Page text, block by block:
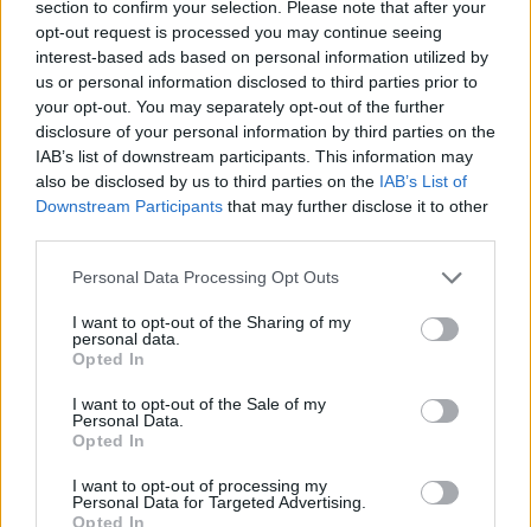
section to confirm your selection. Please note that after your
opt-out request is processed you may continue seeing
interest-based ads based on personal information utilized by
us or personal information disclosed to third parties prior to
your opt-out. You may separately opt-out of the further
disclosure of your personal information by third parties on the
IAB’s list of downstream participants. This information may
also be disclosed by us to third parties on the IAB’s List of
Downstream Participants that may further disclose it to other
Personal Data Processing Opt Outs
I want to opt-out of the Sharing of my
personal data.
Opted In
I want to opt-out of the Sale of my
Personal Data.
Opted In
I want to opt-out of processing my
Personal Data for Targeted Advertising.
Opted In
MANS DĀRZS
Nr. 8
Šķirstīt | Iegādāties
SANTA
Nr. 8
Šķirstīt | Iegādāties